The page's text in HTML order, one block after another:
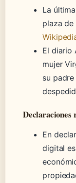
La
plaza
El diario
mujer
su padre
Declaraciones
En
digital